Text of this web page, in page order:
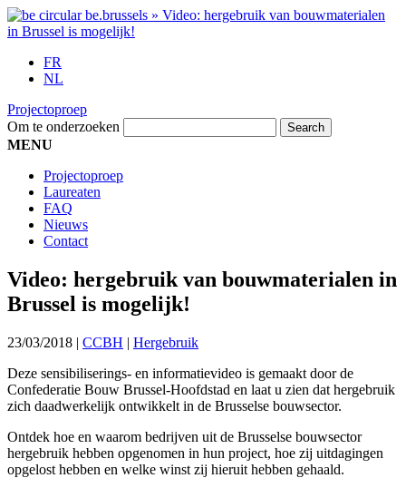
FR
NL
Projectoproep
Om te onderzoeken
MENU
Projectoproep
Laureaten
FAQ
Nieuws
Contact
Video: hergebruik van bouwmaterialen in
Brussel is mogelijk!
23/03/2018 | CCBH | Hergebruik
Deze sensibiliserings- en informatievideo is gemaakt door de
Confederatie Bouw Brussel-Hoofdstad en laat u zien dat hergebruik
zich daadwerkelijk ontwikkelt in de Brusselse bouwsector.
Ontdek hoe en waarom bedrijven uit de Brusselse bouwsector
hergebruik hebben opgenomen in hun project, hoe zij uitdagingen
opgelost hebben en welke winst zij hieruit hebben gehaald.